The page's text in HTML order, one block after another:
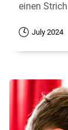
einen
July 2024